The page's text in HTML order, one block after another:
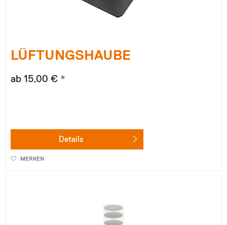
LÜFTUNGSHAUBE
ab 15,00 € *
Details
MERKEN